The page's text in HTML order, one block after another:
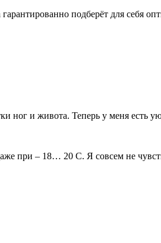
подберёт для себя
ног и живота. Теперь у меня есть
при – 18… 20 С. Я совсем не